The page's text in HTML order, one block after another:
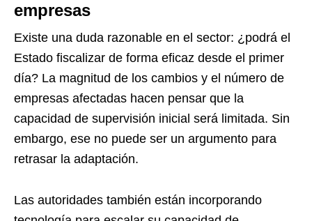
empresas
Existe una duda razonable en el sector: ¿podrá el
Estado fiscalizar de forma eficaz desde el primer
día? La magnitud de los cambios y el número de
empresas afectadas hacen pensar que la
capacidad de supervisión inicial será limitada. Sin
embargo, ese no puede ser un argumento para
retrasar la adaptación.
Las autoridades también están incorporando